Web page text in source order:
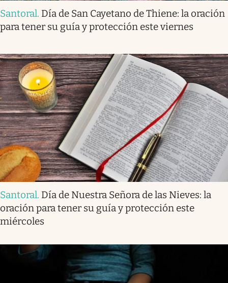
Santoral. Día de San Cayetano de Thiene: la oración
para tener su guía y protección este viernes
Santoral. Día de Nuestra Señora de las Nieves: la
oración para tener su guía y protección este
miércoles